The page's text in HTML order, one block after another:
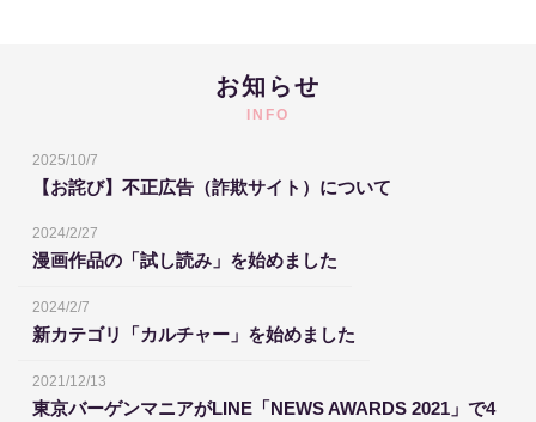
お知らせ
INFO
2025/10/7
【お詫び】不正広告（詐欺サイト）について
2024/2/27
漫画作品の「試し読み」を始めました
2024/2/7
新カテゴリ「カルチャー」を始めました
2021/12/13
東京バーゲンマニアがLINE「NEWS AWARDS 2021」で4